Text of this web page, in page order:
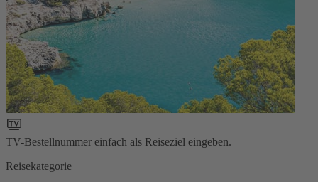
TV-Bestellnummer einfach als Reiseziel eingeben.
Reisekategorie